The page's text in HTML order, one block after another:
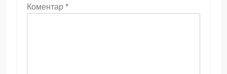
Коментар *